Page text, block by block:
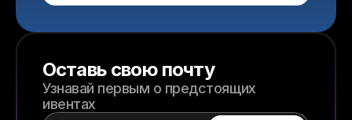
Оставь свою почту
Узнавай первым о предстоящих
ивентах